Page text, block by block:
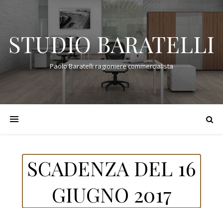
STUDIO BARATELLI
Paolo Baratelli ragioniere commercialista
SCADENZA DEL 16
GIUGNO 2017